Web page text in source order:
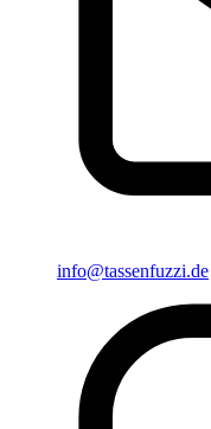
info@tassenfuzzi.de